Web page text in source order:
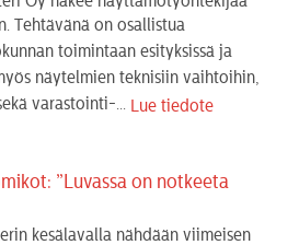
Tehtävänä on osallistua
toimintaan esityksissä ja
näytelmien teknisiin vaihtoihin,
varastointi-...
Lue tiedote
”Luvassa on notkeeta
kesälavalla nähdään viimeisen